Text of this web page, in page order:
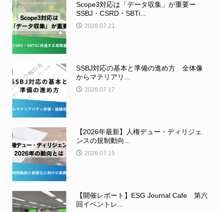
Scope3対応は「データ収集」が重要ー
SSBJ・CSRD・SBTi...
2026.07.21
SSBJ対応の基本と準備の進め方 全体像
からマテリアリ...
2026.07.17
【2026年最新】人権デュー・ディリジェ
ンスの規制動向...
2026.07.15
【開催レポート】ESG Journal Cafe 第六
回イベントレ...